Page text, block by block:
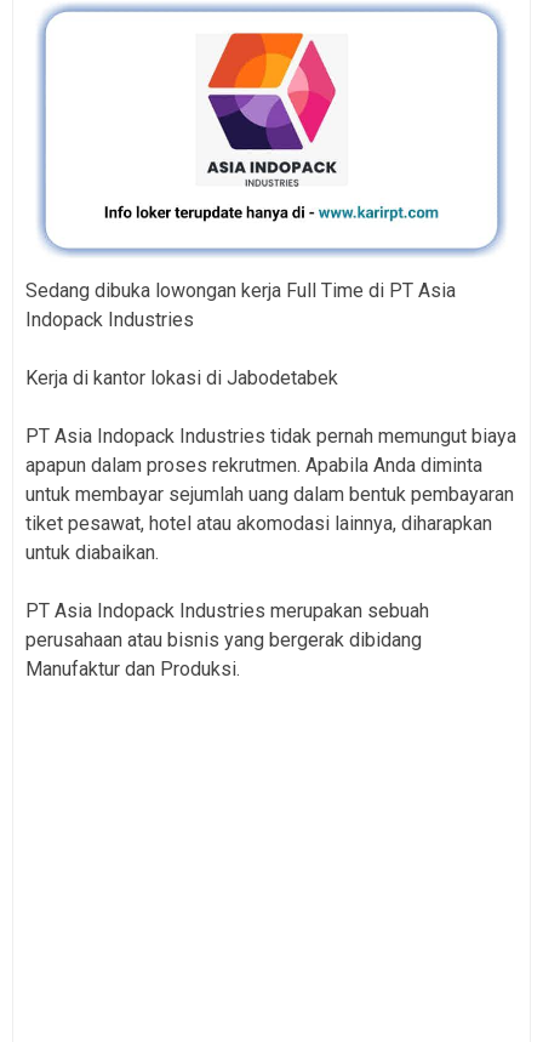
Sedang dibuka lowongan kerja Full Time di PT Asia
Indopack Industries
Kerja di kantor lokasi di Jabodetabek
PT Asia Indopack Industries tidak pernah memungut biaya
apapun dalam proses rekrutmen. Apabila Anda diminta
untuk membayar sejumlah uang dalam bentuk pembayaran
tiket pesawat, hotel atau akomodasi lainnya, diharapkan
untuk diabaikan.
PT Asia Indopack Industries merupakan sebuah
perusahaan atau bisnis yang bergerak dibidang
Manufaktur dan Produksi.